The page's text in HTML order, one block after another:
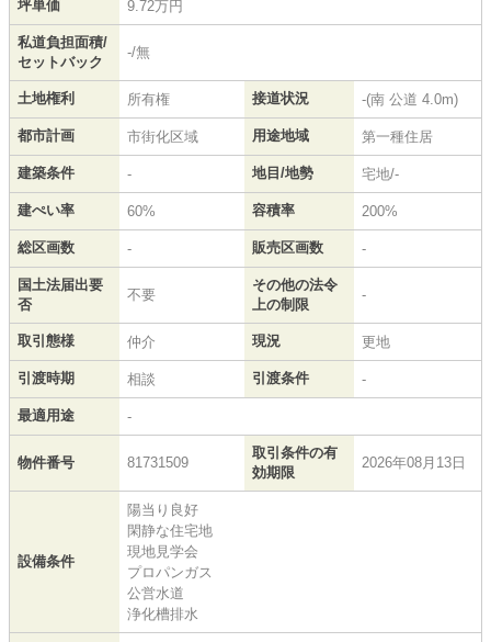
坪単価 9.72万円
私道負担面積/
セットバック
-/無
土地権利 所有権 接道状況 -(南 公道 4.0m)
都市計画 市街化区域 用途地域 第一種住居
建築条件 - 地目/地勢 宅地/-
建ぺい率 60% 容積率 200%
総区画数 - 販売区画数 -
国土法届出要
否
不要
その他の法令
上の制限
-
取引態様 仲介 現況 更地
引渡時期 相談 引渡条件 -
最適用途 -
物件番号 81731509
取引条件の有
効期限
2026年08月13日
設備条件
陽当り良好
閑静な住宅地
現地見学会
プロパンガス
公営水道
浄化槽排水